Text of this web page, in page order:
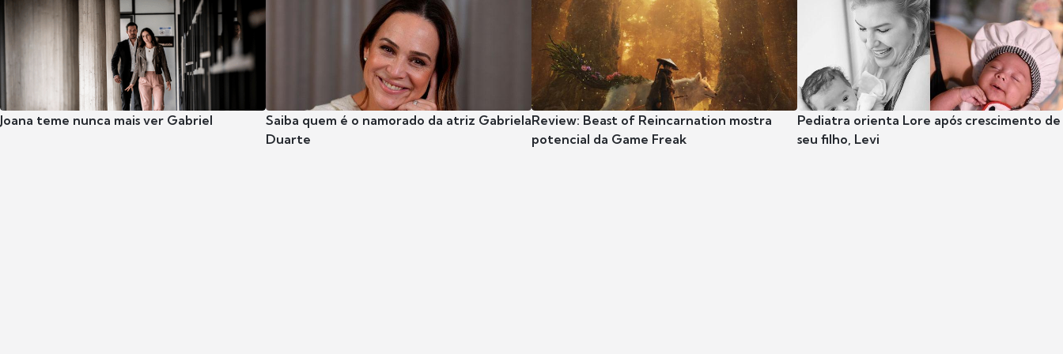
Joana teme nunca mais ver Gabriel
Saiba quem é o namorado da atriz Gabriela
Duarte
Review: Beast of Reincarnation mostra
potencial da Game Freak
Pediatra orienta Lore após crescimento de
seu filho, Levi